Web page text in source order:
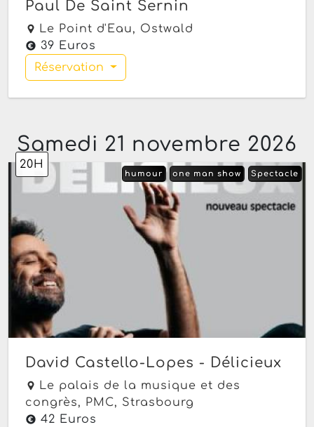
Paul De Saint Sernin
Le Point d'Eau, Ostwald
39 Euros
Réservation
Samedi 21 novembre 2026
20H
Spectacle
one man show
humour
David Castello-Lopes - Délicieux
Le palais de la musique et des
congrès, PMC, Strasbourg
42 Euros